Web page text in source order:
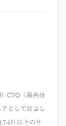
CTO（最高技
として従事し
社以上のサ